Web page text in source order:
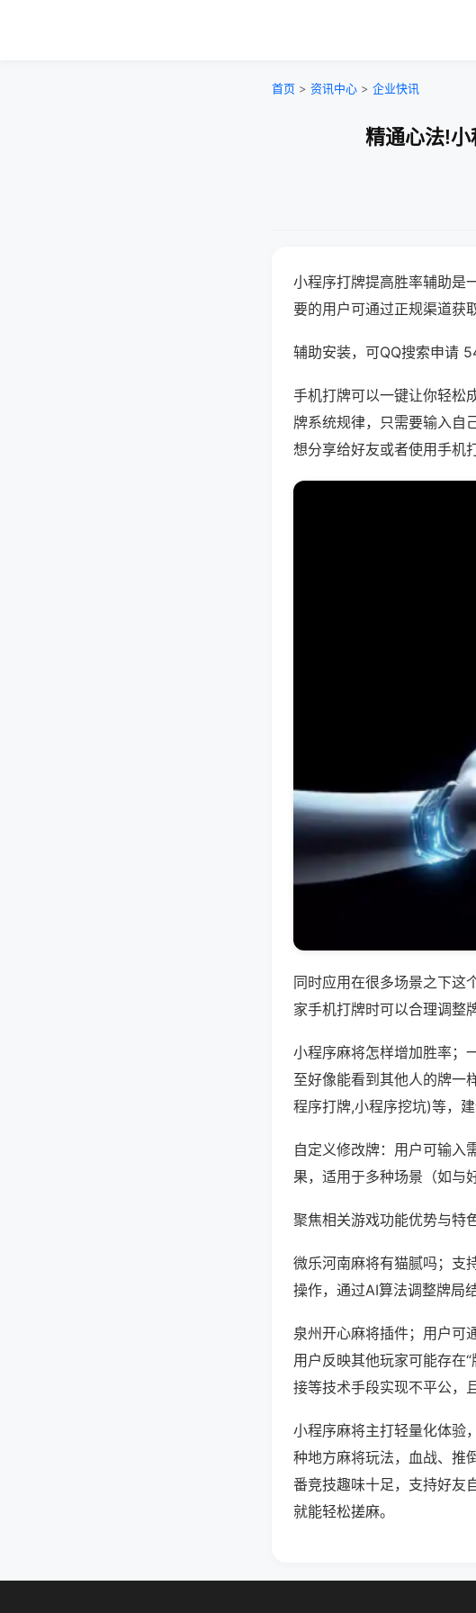
首页 > 资讯中心 > 企业快讯
精通心法!
小程序打牌提高胜率辅助是
要的用户可通过正规渠道获
辅助安装，可QQ搜索申请
手机打牌可以一键让你轻松
牌系统规律，只需要输入自
想分享给好友或者使用手机
同时应用在很多场景之下这
家手机打牌时可以合理调整
小程序麻将怎样增加胜率；
至好像能看到其他人的牌一
程序打牌,小程序挖坑)等，
自定义修改牌：用户可输入
果，适用于多种场景（如与
聚焦相关游戏功能优势与特色
微乐河南麻将有猫腻吗；支
操作，通过AI算法调整牌局
泉州开心麻将插件；用户可
用户反映其他玩家可能存在
接等技术手段实现不平公，
小程序麻将主打轻量化体验
种地方麻将玩法，血战、推
番竞技趣味十足，支持好友
就能轻松搓麻。